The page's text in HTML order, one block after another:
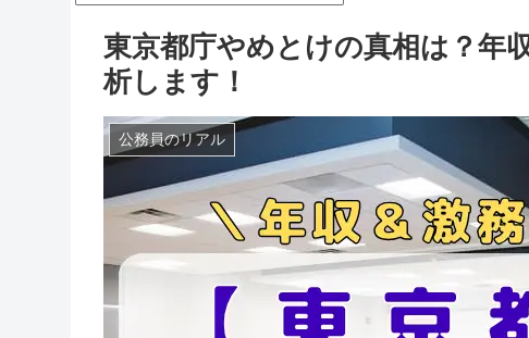
東京都庁やめとけの真相は？年
析します！
公務員のリアル